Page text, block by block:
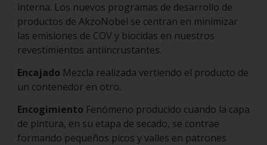
interna. Los nuevos programas de desarrollo de
productos de AkzoNobel se centran en minimizar
las emisiones de COV y biocidas en nuestros
revestimientos antiincrustantes.
Encajado Mezcla realizada vertiendo el producto de
un contenedor en otro.
Encogimiento Fenómeno producido cuando la capa
de pintura, en su etapa de secado, se contrae
formando pequeños picos y valles en patrones